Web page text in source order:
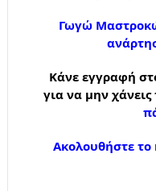
Γωγώ
Κάνε εγγραφή
για να μην
Ακολουθήστε